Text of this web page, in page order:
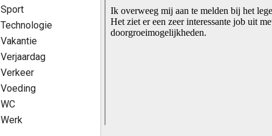
Sport
Technologie
Vakantie
Verjaardag
Verkeer
Voeding
WC
Werk